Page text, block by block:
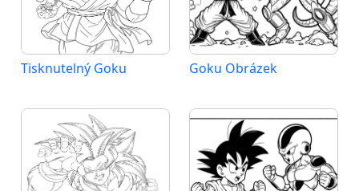
Tisknutelný Goku Goku Obrázek